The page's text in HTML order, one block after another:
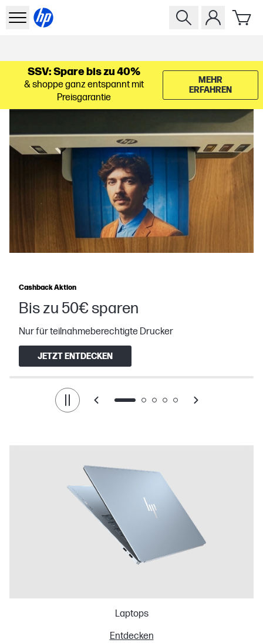
SSV: Spare bis zu 40%
& shoppe ganz entspannt mit
Preisgarantie
MEHR
ERFAHREN
Bis zu 50€ sparen
Cashback Aktion
Nur für teilnahmeberechtigte Drucker
JETZT ENTDECKEN
Laptops
Entdecken